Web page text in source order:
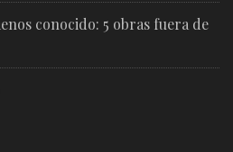
conocido: 5 obras fuera de